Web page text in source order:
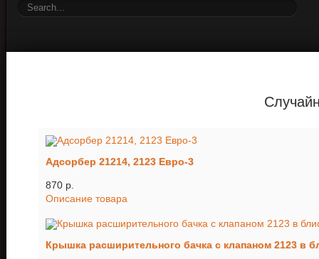
Адсорбер 21214, 2123 Евро-3
870 p.
Описание товара
Крышка расширительного бачка с клапаном 2123 в